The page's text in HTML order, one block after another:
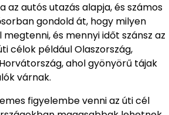
az autós utazás alapja, és számos
gondold át, hogy milyen
és mennyi időt szánsz az
célok például Olaszország,
ahol gyönyörű tájak
várnak.
figyelembe venni az úti cél